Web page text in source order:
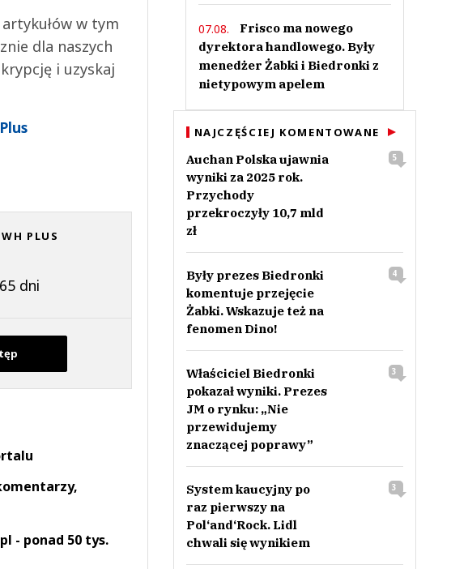
w tym
dla naszych
i uzyskaj
PLUS
dni
- ponad 50 tys.
07.08.
Frisco ma nowego
dyrektora handlowego. Były
menedżer Żabki i Biedronki z
nietypowym apelem
NAJCZĘŚCIEJ KOMENTOWANE
Auchan Polska ujawnia
wyniki za 2025 rok.
Przychody
przekroczyły 10,7 mld
zł
5
Były prezes Biedronki
komentuje przejęcie
Żabki. Wskazuje też na
fenomen Dino!
4
Właściciel Biedronki
pokazał wyniki. Prezes
JM o rynku: „Nie
przewidujemy
znaczącej poprawy”
3
System kaucyjny po
raz pierwszy na
Pol‘and‘Rock. Lidl
chwali się wynikiem
3